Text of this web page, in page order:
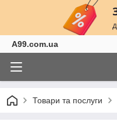
A99.com.ua
Товари та послуги